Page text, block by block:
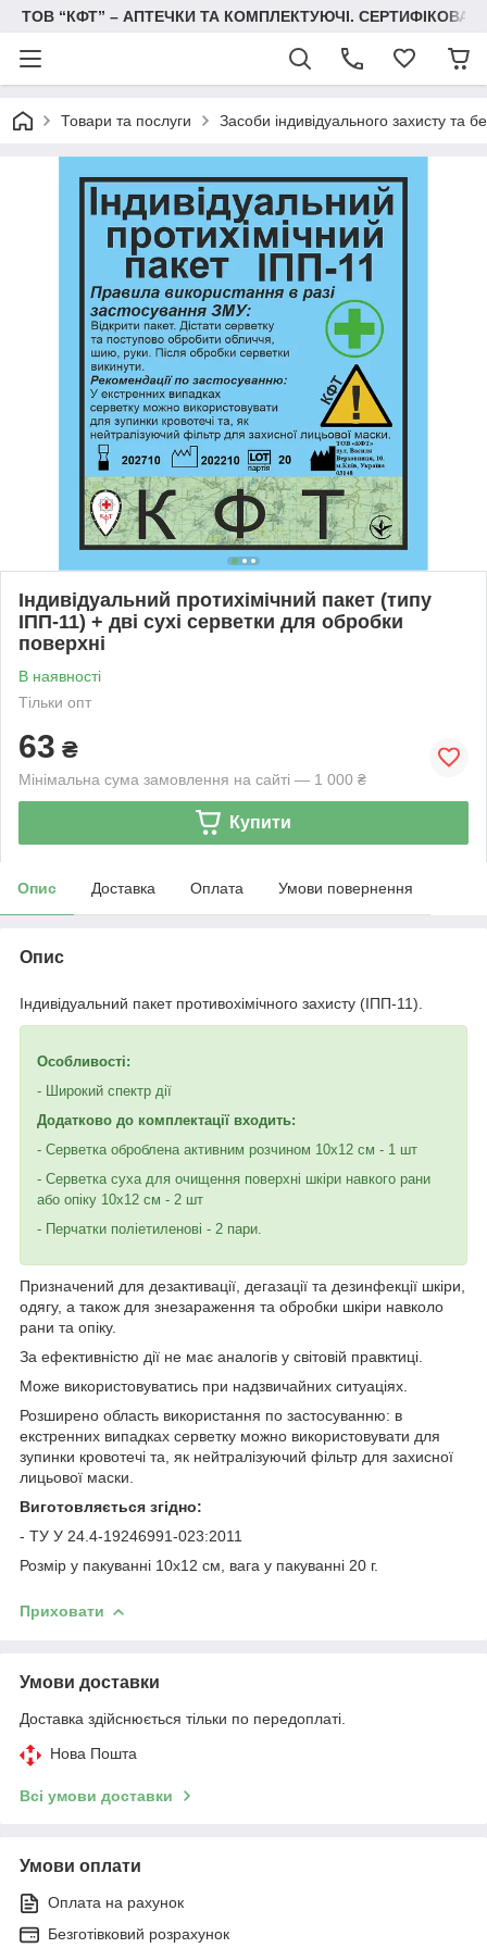
ТОВ “КФТ” – АПТЕЧКИ ТА КОМПЛЕКТУЮЧІ.
Товари та послуги Засоби індивідуального захисту та
Індивідуальний протихімічний пакет (типу
ІПП-11) + дві сухі серветки для обробки
поверхні
В наявності
Тільки опт
63 ₴
Мінімальна сума замовлення на сайті — 1 000 ₴
Купити
Опис Доставка Оплата Умови повернення
Опис
Індивідуальний пакет противохімічного захисту (ІПП-11).
Особливості:
- Широкий спектр дії
Додатково до комплектації входить:
- Серветка оброблена активним розчином 10х12 см - 1 шт
- Серветка суха для очищення поверхні шкіри навкого рани
або опіку 10х12 см - 2 шт
- Перчатки поліетиленові - 2 пари.
Призначений для дезактивації, дегазації та дезинфекції шкіри,
одягу, а також для знезараження та обробки шкіри навколо
рани та опіку.
За ефективністю дії не має аналогів у світовій правктиці.
Може використовуватись при надзвичайних ситуаціях.
Розширено область використання по застосуванню: в
екстренних випадках серветку можно використовувати для
зупинки кровотечі та, як нейтралізуючий фільтр для захисної
лицьової маски.
Виготовляється згідно:
- ТУ У 24.4-19246991-023:2011
Розмір у пакуванні 10х12 см, вага у пакуванні 20 г.
Приховати
Умови доставки
Доставка здійснюється тільки по передоплаті.
Нова Пошта
Всі умови доставки
Умови оплати
Оплата на рахунок
Безготівковий розрахунок